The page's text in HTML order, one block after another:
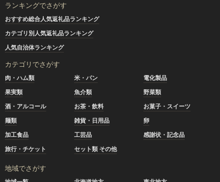
ランキングでさがす
おすすめ総合人気返礼品ランキング
カテゴリ別人気返礼品ランキング
人気自治体ランキング
カテゴリでさがす
肉・ハム類 米・パン
電化製品
果実類
魚介類
野菜類
酒・アルコール
お茶・飲料
お菓子・スイーツ
麺類
雑貨・日用品
卵
加工食品
工芸品
感謝状・記念品
旅行・チケット
セット類 その他
地域でさがす